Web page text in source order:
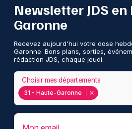
Newsletter JDS
Garonne
Recevez aujourd'hui votre dose
Garonne. Bons plans, sorties,
rédaction JDS, chaque jeudi.
31 - Haute-Garonne
Choisir mes départements